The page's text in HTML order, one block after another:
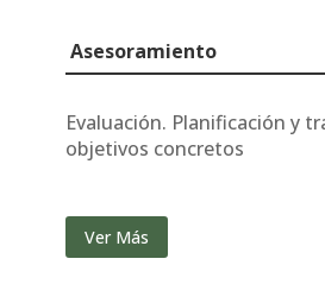
Asesoramiento
Evaluación. Planificación y
objetivos concretos
Ver Más